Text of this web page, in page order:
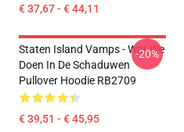
€ 37,67 - € 44,11
Staten Island Vamps - Wat We
Doen In De Schaduwen
Pullover Hoodie RB2709
€ 39,51 - € 45,95
-20%